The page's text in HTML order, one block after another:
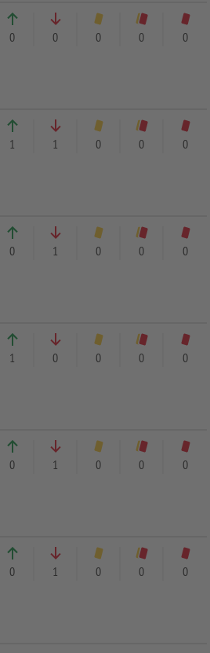
0 0 0 0 0
1 1 0 0 0
0 1 0 0 0
1 0 0 0 0
0 1 0 0 0
0 1 0 0 0